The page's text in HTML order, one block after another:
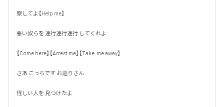
察してよ【Help me】
悪い奴らを 連行連行連行 してくれよ
【Come here】【Arrest me】【Take  me away】
さあ こっちです お巡りさん
怪しい人を 見つけたよ